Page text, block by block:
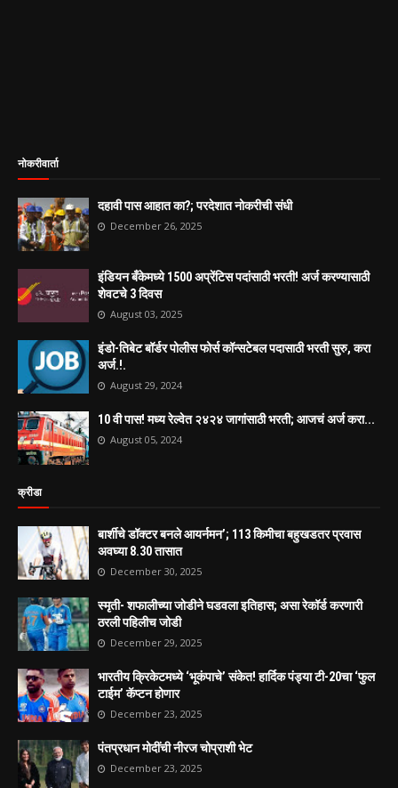
नोकरीवार्ता
दहावी पास आहात का?; परदेशात नोकरीची संधी
December 26, 2025
इंडियन बँकेमध्ये 1500 अप्रेंटिस पदांसाठी भरती! अर्ज करण्यासाठी
शेवटचे 3 दिवस
August 03, 2025
इंडो-तिबेट बॉर्डर पोलीस फोर्स कॉन्सटेबल पदासाठी भरती सुरु, करा
अर्ज.!.
August 29, 2024
10 वी पास! मध्य रेल्वेत २४२४ जागांसाठी भरती; आजचं अर्ज करा...
August 05, 2024
क्रीडा
बार्शीचे डॉक्टर बनले आयर्नमन’; 113 किमीचा बहुखडतर प्रवास
अवघ्या 8.30 तासात
December 30, 2025
स्मृती- शफालीच्या जोडीने घडवला इतिहास; असा रेकॉर्ड करणारी
ठरली पहिलीच जोडी
December 29, 2025
भारतीय क्रिकेटमध्ये ‘भूकंपाचे’ संकेत! हार्दिक पंड्या टी-20चा ‘फुल
टाईम’ कॅप्टन होणार
December 23, 2025
पंतप्रधान मोदींची नीरज चोप्राशी भेट
December 23, 2025